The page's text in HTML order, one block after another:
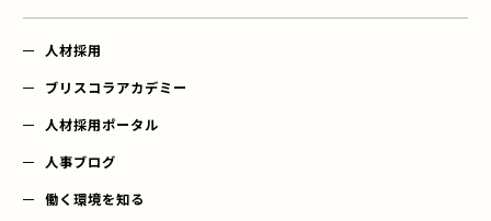
人材採用
ブリスコラアカデミー
人材採用ポータル
人事ブログ
働く環境を知る